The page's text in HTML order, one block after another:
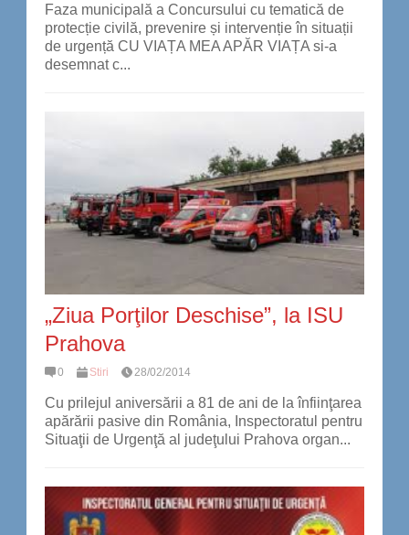
Faza municipală a Concursului cu tematică de
protecție civilă, prevenire și intervenție în situații
de urgență CU VIAȚA MEA APĂR VIAȚA si-a
desemnat c...
„Ziua Porţilor Deschise”, la ISU
Prahova
0 Stiri 28/02/2014
Cu prilejul aniversării a 81 de ani de la înfiinţarea
apărării pasive din România, Inspectoratul pentru
Situaţii de Urgenţă al judeţului Prahova organ...